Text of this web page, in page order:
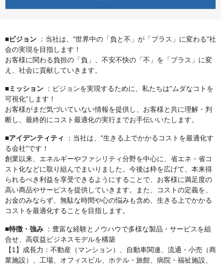
■ビジョン ：当社は、"世界中の「負と不」が「プラス」に変わる"社
会の実現を目指します！
お客様に関わる負担の「負」、不安不快の「不」を「プラス」に変
え、社会に貢献していきます。
■ミッション ：ビジョンを実現するために、私たちは"ムダなコトを
可視化"します！
お客様がまだ気づいていない情報を提供し、お客様と共に理解・判
断し、最終的にコスト最適化の実行までお手伝いいたします。
■アイデンティティ
：当社は、"生きる上でかかるコストを最適化す
る会社"です！
創業以来、エネルギーやファシリティ分野を中心に、省エネ・省コ
スト化などに取り組んでまいりました。今後は枠を広げて、本来得
られるべき利益を享受できるようにすることで、お客様に満足度の
高い商品やサービスを提供していきます。また、コストの定義を、
お金のみならず、無駄な時間や心の悩みも含め、生きる上でかかる
コストを最適化することを目指します。
■特徴・強み ：豊富な経験とノウハウで多様な製品・サービスを組
合せ、高収益ビジネスモデルを構築
【1】成長力：不動産（マンション）、自動車関連、流通・小売（商
業施設）、工場、オフィスビル、ホテル・旅館、病院・福祉施設、